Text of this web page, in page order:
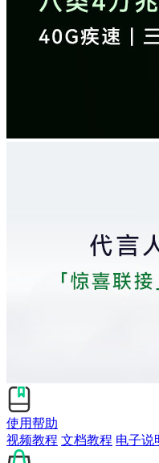
使用帮助
视频教程 文档教程 电子说